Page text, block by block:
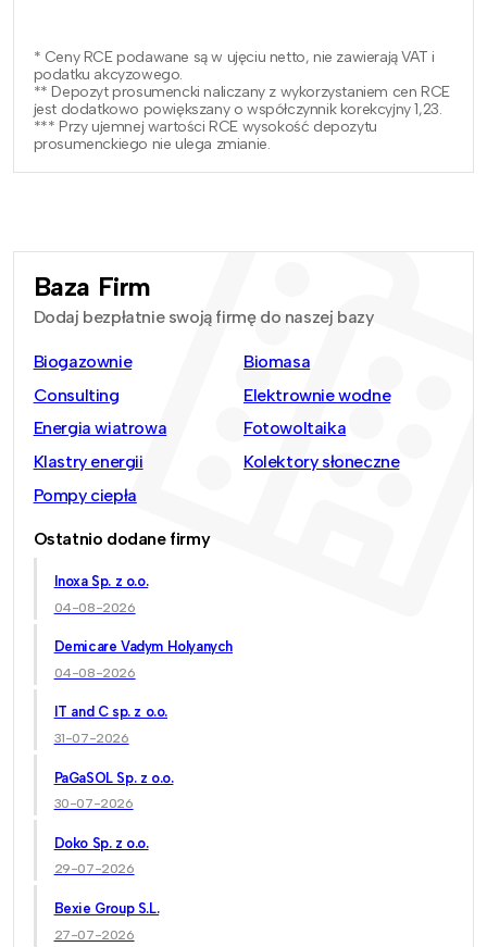
* Ceny RCE podawane są w ujęciu netto, nie zawierają VAT i
podatku akcyzowego.
** Depozyt prosumencki naliczany z wykorzystaniem cen RCE
jest dodatkowo powiększany o współczynnik korekcyjny 1,23.
*** Przy ujemnej wartości RCE wysokość depozytu
prosumenckiego nie ulega zmianie.
Baza Firm
Dodaj bezpłatnie swoją firmę do naszej bazy
Biogazownie
Biomasa
Consulting
Elektrownie wodne
Energia wiatrowa
Fotowoltaika
Klastry energii
Kolektory słoneczne
Pompy ciepła
Ostatnio dodane firmy
Inoxa Sp. z o.o.
04-08-2026
Demicare Vadym Holyanych
04-08-2026
IT and C sp. z o.o.
31-07-2026
PaGaSOL Sp. z o.o.
30-07-2026
Doko Sp. z o.o.
29-07-2026
Bexie Group S.L.
27-07-2026